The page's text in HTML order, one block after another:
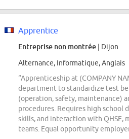
Apprentice
Entreprise non montrée | Dijon
Alternance, Informatique, Anglais
“Apprenticeship at (COMPANY
department to standardize test
(operation, safety, maintenance)
procedures. Requires high school
skills, and interaction with QHSE,
teams. Equal opportunity